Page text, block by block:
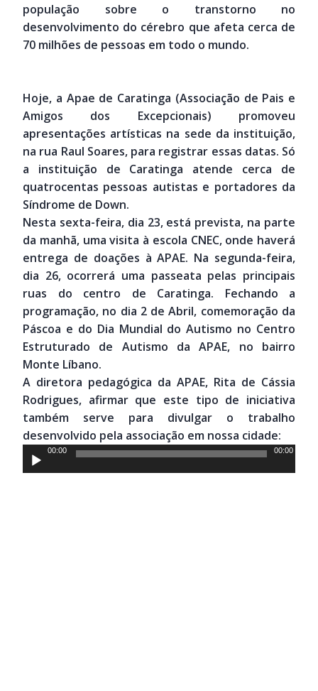
população sobre o transtorno no
desenvolvimento do cérebro que afeta cerca de
70 milhões de pessoas em todo o mundo.
Hoje, a Apae de Caratinga (Associação de Pais e
Amigos dos Excepcionais) promoveu
apresentações artísticas na sede da instituição,
na rua Raul Soares, para registrar essas datas. Só
a instituição de Caratinga atende cerca de
quatrocentas pessoas autistas e portadores da
Síndrome de Down.
Nesta sexta-feira, dia 23, está prevista, na parte
da manhã, uma visita à escola CNEC, onde haverá
entrega de doações à APAE. Na segunda-feira,
dia 26, ocorrerá uma passeata pelas principais
ruas do centro de Caratinga. Fechando a
programação, no dia 2 de Abril, comemoração da
Páscoa e do Dia Mundial do Autismo no Centro
Estruturado de Autismo da APAE, no bairro
Monte Líbano.
A diretora pedagógica da APAE, Rita de Cássia
Rodrigues, afirmar que este tipo de iniciativa
também serve para divulgar o trabalho
desenvolvido pela associação em nossa cidade:
Tocador
de
00:00 00:00